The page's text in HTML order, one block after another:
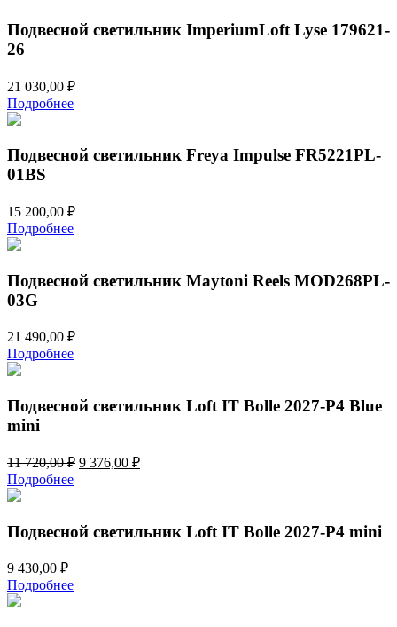
Подвесной светильник ImperiumLoft Lyse 179621-
26
21 030,00 ₽
Подробнее
Подвесной светильник Freya Impulse FR5221PL-
01BS
15 200,00 ₽
Подробнее
Подвесной светильник Maytoni Reels MOD268PL-
03G
21 490,00 ₽
Подробнее
Подвесной светильник Loft IT Bolle 2027-P4 Blue
mini
11 720,00₽ Первоначальная
720,00 ₽.
9 376,00 ₽Текущая
Подробнее
Подвесной светильник Loft IT Bolle 2027-P4 mini
9 430,00 ₽
Подробнее